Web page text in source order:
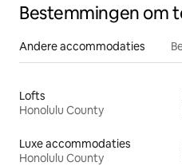
Bestemmingen om
Andere accommodaties
Lofts
Honolulu County
Luxe accommodaties
Honolulu County